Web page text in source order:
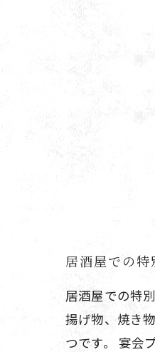
居酒屋での
居酒屋での特
揚げ物、焼き
つです。 宴会